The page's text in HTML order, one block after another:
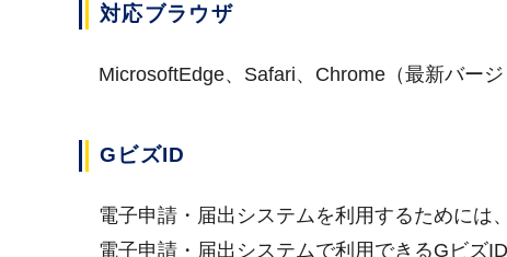
対応ブラウザ
MicrosoftEdge、Safari、Chrome（最新バージ
GビズID
電子申請・届出システムを利用するためには
電子申請・届出システムで利用できるGビズ